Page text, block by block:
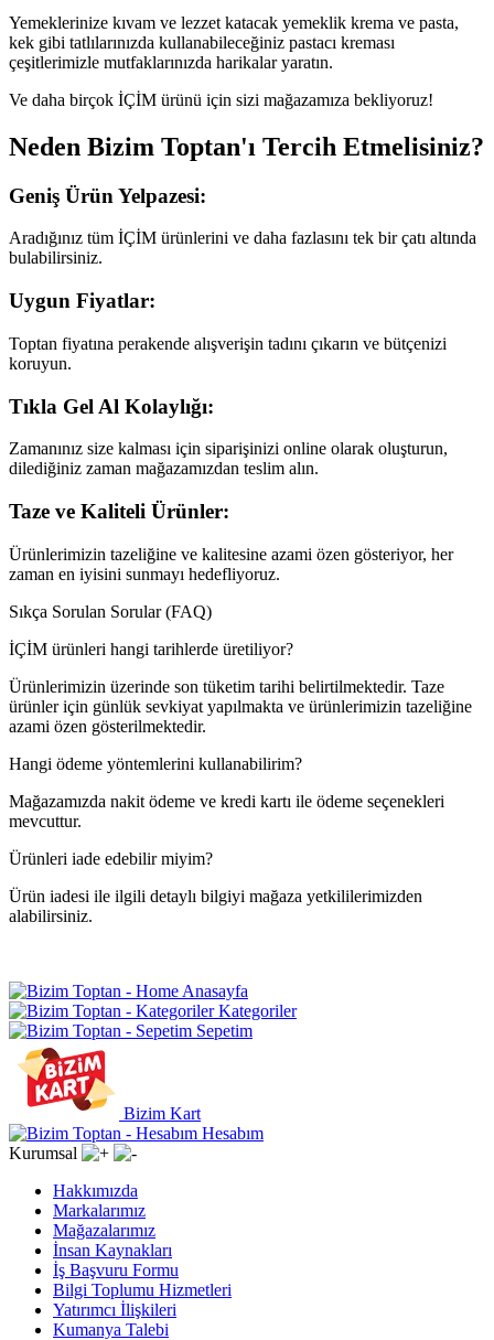
Yemeklerinize kıvam ve lezzet katacak yemeklik krema ve pasta,
kek gibi tatlılarınızda kullanabileceğiniz pastacı kreması
çeşitlerimizle mutfaklarınızda harikalar yaratın.
Ve daha birçok İÇİM ürünü için sizi mağazamıza bekliyoruz!
Neden Bizim Toptan'ı Tercih Etmelisiniz?
Geniş Ürün Yelpazesi:
Aradığınız tüm İÇİM ürünlerini ve daha fazlasını tek bir çatı altında
bulabilirsiniz.
Uygun Fiyatlar:
Toptan fiyatına perakende alışverişin tadını çıkarın ve bütçenizi
koruyun.
Tıkla Gel Al Kolaylığı:
Zamanınız size kalması için siparişinizi online olarak oluşturun,
dilediğiniz zaman mağazamızdan teslim alın.
Taze ve Kaliteli Ürünler:
Ürünlerimizin tazeliğine ve kalitesine azami özen gösteriyor, her
zaman en iyisini sunmayı hedefliyoruz.
Sıkça Sorulan Sorular (FAQ)
İÇİM ürünleri hangi tarihlerde üretiliyor?
Ürünlerimizin üzerinde son tüketim tarihi belirtilmektedir. Taze
ürünler için günlük sevkiyat yapılmakta ve ürünlerimizin tazeliğine
azami özen gösterilmektedir.
Hangi ödeme yöntemlerini kullanabilirim?
Mağazamızda nakit ödeme ve kredi kartı ile ödeme seçenekleri
mevcuttur.
Ürünleri iade edebilir miyim?
Ürün iadesi ile ilgili detaylı bilgiyi mağaza yetkililerimizden
alabilirsiniz.
Anasayfa
Kategoriler
Sepetim
Bizim Kart
Hesabım
Kurumsal
Hakkımızda
Markalarımız
Mağazalarımız
İnsan Kaynakları
İş Başvuru Formu
Bilgi Toplumu Hizmetleri
Yatırımcı İlişkileri
Kumanya Talebi